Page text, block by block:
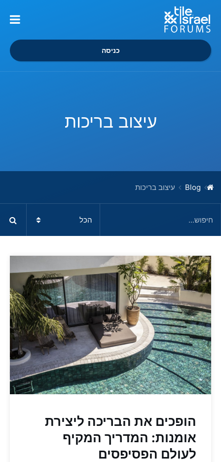
כניסה
עיצוב בריכות
Blog עיצוב בריכות
הופכים את הבריכה ליצירת
אומנות: המדריך המקיף
לעולם הפסיפסים